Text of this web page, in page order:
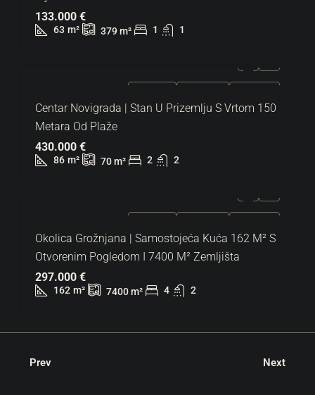
133.000 €
63 m² 379m² 1 1
Centar Novigrada | Stan U Prizemlju S Vrtom 150
Metara Od Plaže
430.000 €
86 m² 70m² 2 2
Okolica Grožnjana | Samostojeća Kuća 162 M² S
Otvorenim Pogledom I 7400 M² Zemljišta
297.000 €
162 m² 7400m² 4 2
Prev Next